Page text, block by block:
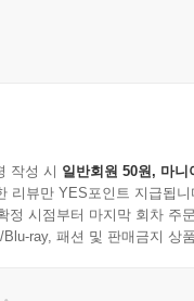
작성 시 일반회원 50원, 마니
리뷰만 YES포인트 지급됩니
정 시점부터 마지막 회차 주
Blu-ray, 패션 및 판매금지 상